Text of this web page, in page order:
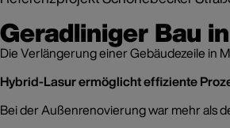
Geradliniger Bau
Die Verlängerung einer Gebäudezeile in
Hybrid-Lasur ermöglicht effiziente
Bei der Außenrenovierung war mehr als